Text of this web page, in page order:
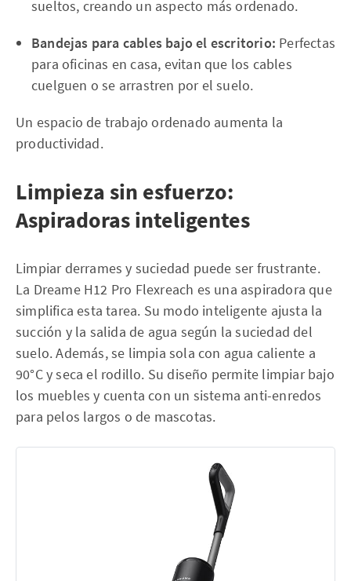
sueltos, creando un aspecto más ordenado.
Bandejas para cables bajo el escritorio: Perfectas
para oficinas en casa, evitan que los cables
cuelguen o se arrastren por el suelo.
Un espacio de trabajo ordenado aumenta la
productividad.
Limpieza sin esfuerzo:
Aspiradoras inteligentes
Limpiar derrames y suciedad puede ser frustrante.
La Dreame H12 Pro Flexreach es una aspiradora que
simplifica esta tarea. Su modo inteligente ajusta la
succión y la salida de agua según la suciedad del
suelo. Además, se limpia sola con agua caliente a
90°C y seca el rodillo. Su diseño permite limpiar bajo
los muebles y cuenta con un sistema anti-enredos
para pelos largos o de mascotas.